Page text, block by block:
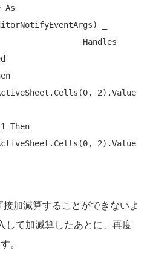
As
_
Handles
2).Value
Then
2).Value
加減算することができないよ
して加減算したあとに、再度
。